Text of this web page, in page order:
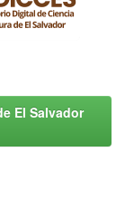
El Salvador